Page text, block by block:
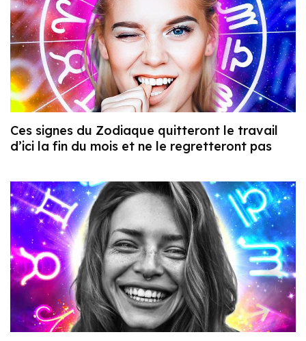
Ces signes du Zodiaque quitteront le travail
d’ici la fin du mois et ne le regretteront pas